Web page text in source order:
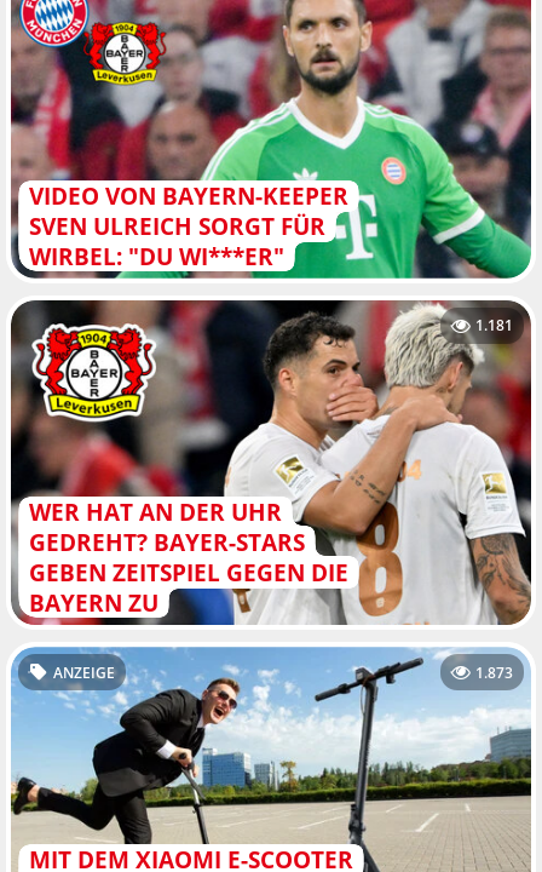
VIDEO VON BAYERN-KEEPER
SVEN ULREICH SORGT FÜR
WIRBEL: "DU WI***ER"
WER HAT AN DER UHR
GEDREHT? BAYER-STARS
GEBEN ZEITSPIEL GEGEN DIE
BAYERN ZU
1.181
MIT DEM XIAOMI E-SCOOTER
ANZEIGE 1.873